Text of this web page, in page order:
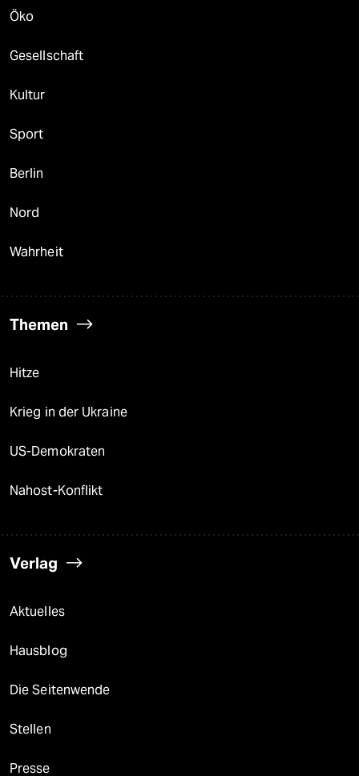
Öko
Gesellschaft
Kultur
Sport
Berlin
Nord
Wahrheit
Themen
Hitze
Krieg in der Ukraine
US-Demokraten
Nahost-Konflikt
Verlag
Aktuelles
Hausblog
Die Seitenwende
Stellen
Presse